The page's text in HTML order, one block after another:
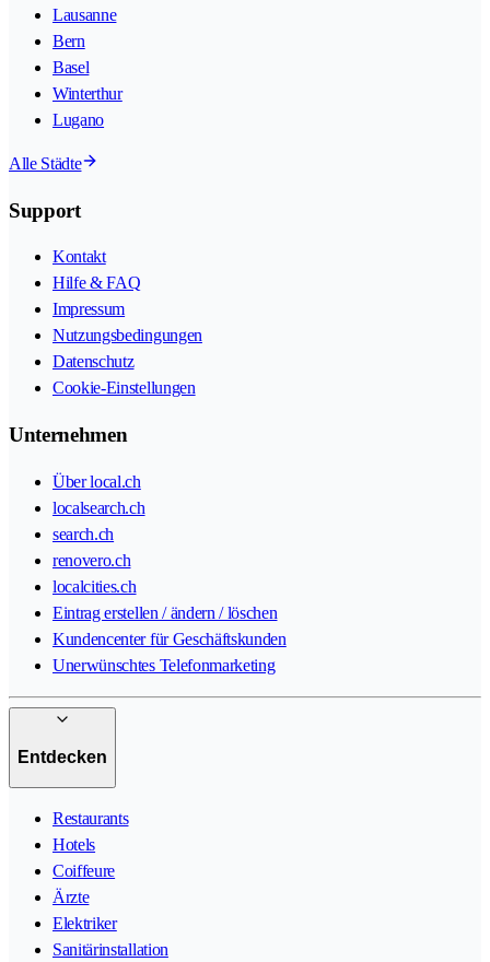
Lausanne
Bern
Basel
Winterthur
Lugano
Alle Städte
Support
Kontakt
Hilfe & FAQ
Impressum
Nutzungsbedingungen
Datenschutz
Cookie-Einstellungen
Unternehmen
Über local.ch
localsearch.ch
search.ch
renovero.ch
localcities.ch
Eintrag erstellen / ändern / löschen
Kundencenter für Geschäftskunden
Unerwünschtes Telefonmarketing
Entdecken
Restaurants
Hotels
Coiffeure
Ärzte
Elektriker
Sanitärinstallation